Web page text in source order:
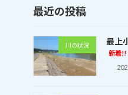
最近の投稿
川の状況 最上
新着!!